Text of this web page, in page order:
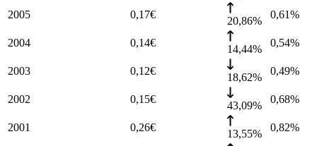
2005 0,17€
20,86%
0,61%
2004 0,14€
14,44%
0,54%
2003 0,12€
18,62%
0,49%
2002 0,15€
43,09%
0,68%
2001 0,26€
13,55%
0,82%